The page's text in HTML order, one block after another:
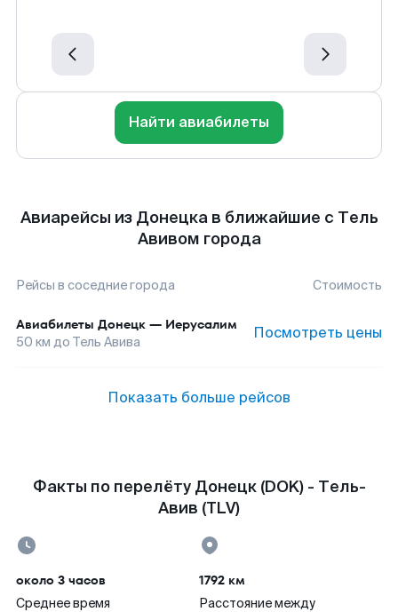
Найти авиабилеты
Авиарейсы из Донецка в ближайшие с Тель
Авивом города
Рейсы в соседние города Стоимость
Авиабилеты Донецк — Иерусалим
50 км до Тель Авива Посмотреть цены
Показать больше рейсов
Факты по перелёту Донецк (DOK) - Тель-
Авив (TLV)
около 3 часов
Среднее время
1792 км
Расстояние между